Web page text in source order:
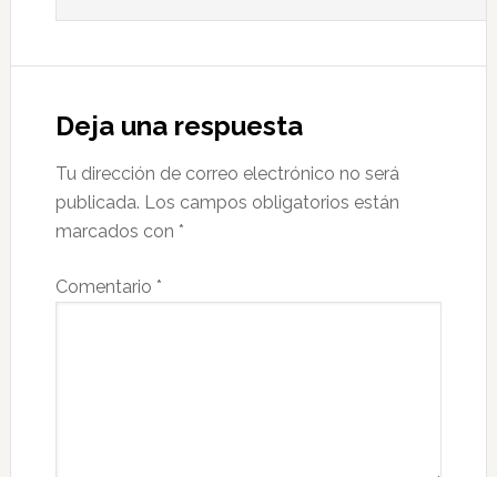
Deja una respuesta
Tu dirección de correo electrónico no será
publicada. Los campos obligatorios están
marcados con *
Comentario *